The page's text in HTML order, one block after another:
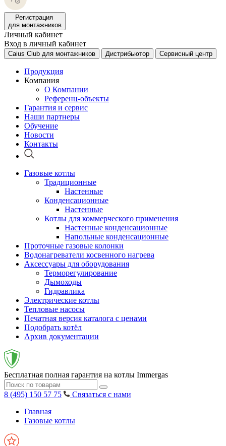
Регистрация
для монтажников
Личный кабинет
Вход в личный кабинет
Caius Club для монтажников Дистрибьютор Сервисный центр
Продукция
Компания
О Компании
Референц-объекты
Гарантия и сервис
Наши партнеры
Обучение
Новости
Контакты
Газовые котлы
Традиционные
Настенные
Конденсационные
Настенные
Котлы для коммерческого применения
Настенные конденсационные
Напольные конденсационные
Проточные газовые колонки
Водонагреватели косвенного нагрева
Аксессуары для оборудования
Терморегулирование
Дымоходы
Гидравлика
Электрические котлы
Тепловые насосы
Печатная версия каталога с ценами
Подобрать котёл
Архив документации
Бесплатная полная гарантия на котлы Immergas
8 (495) 150 57 75
Связаться с нами
Главная
Газовые котлы